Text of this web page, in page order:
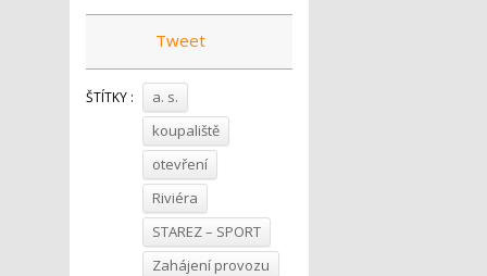
Tweet
ŠTÍTKY :
a. s.
koupaliště
otevření
Riviéra
STAREZ – SPORT
Zahájení provozu